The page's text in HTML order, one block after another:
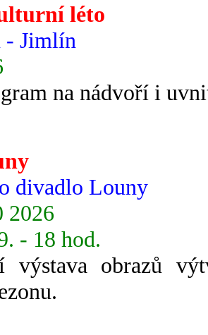
léto
- Jimlín
na nádvoří i
divadlo Louny
2026
- 18 hod.
výstava obrazů